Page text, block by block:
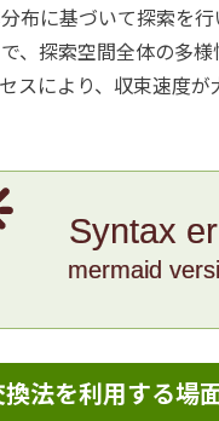
布に基づいて探索を
、探索空間全体の多様
スにより、収束速度が
Syntax
mermaid
換法を利用する場